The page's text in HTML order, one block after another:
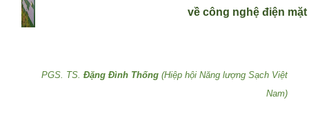
về công nghệ điện
PGS. TS. Đặng Đình Thống (Hiệp hội Năng lượng Sạch Việt
Nam)